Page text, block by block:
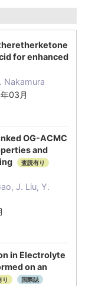
for enhanced
Nakamura
03月
OG-ACMC
and
査読有り
J. Liu, Y.
in Electrolyte
on an
り 国際誌